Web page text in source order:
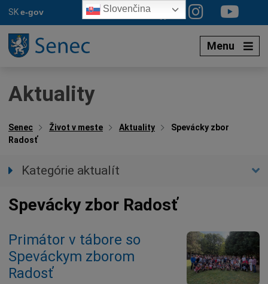
SKe-gov
Menu
Aktuality
Senec Život v meste Aktuality
Spevácky zbor
Radosť
Kategórie aktualít
Spravodajstvo
Kultúra
Ocenenia
Dotácie
Spevácky zbor Radosť
Primátor v tábore so
Speváckym zborom
Radosť
Slovenčina